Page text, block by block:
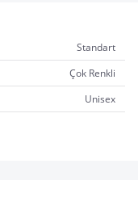
Standart
Çok Renkli
Unisex